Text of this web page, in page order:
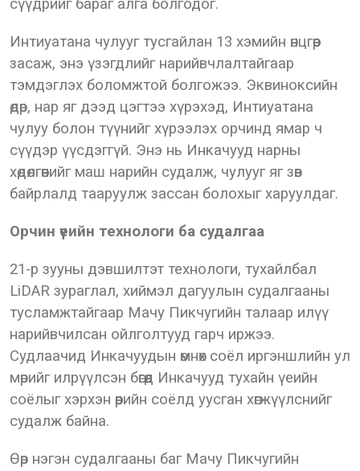
сүүдрийг бараг алга болгодог.
Интиуатана чулууг тусгайлан 13 хэмийн өнцгөөр
засаж, энэ үзэгдлийг нарийвчлалтайгаар
тэмдэглэх боломжтой болгожээ. Эквиноксийн
өдөр, нар яг дээд цэгтээ хүрэхэд, Интиуатана
чулуу болон түүнийг хүрээлэх орчинд ямар ч
сүүдэр үүсдэггүй. Энэ нь Инкачууд нарны
хөдөлгөөнийг маш нарийн судалж, чулууг яг зөв
байрлалд тааруулж зассан болохыг харуулдаг.
Орчин үеийн технологи ба судалгаа
21-р зууны дэвшилтэт технологи, тухайлбал
LiDAR зураглал, хиймэл дагуулын судалгааны
тусламжтайгаар Мачу Пикчугийн талаар илүү
нарийвчилсан ойлголтууд гарч иржээ.
Судлаачид Инкачуудын өмнөх соёл иргэншлийн ул
мөрийг илрүүлсэн бөгөөд Инкачууд тухайн үеийн
соёлыг хэрхэн өөрийн соёлд уусган хөгжүүлснийг
судалж байна.
Өөр нэгэн судалгааны баг Мачу Пикчугийн